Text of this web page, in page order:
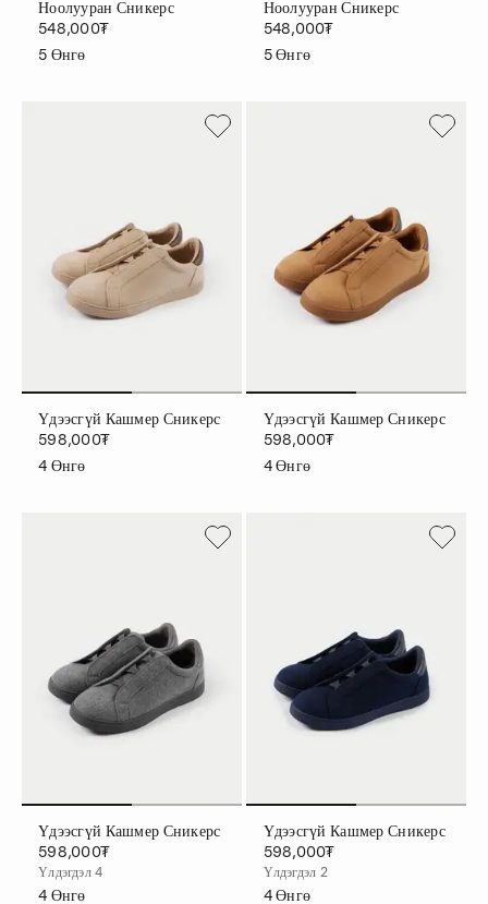
Ноолууран Сникерс
548,000₮
5 Өнгө
Ноолууран Сникерс
548,000₮
5Өнгө
Үдээсгүй Кашмер Сникерс
598,000₮
4 Өнгө
Үдээсгүй Кашмер Сникерс
598,000₮
4Өнгө
Үдээсгүй Кашмер Сникерс
598,000₮
Үлдэгдэл 4
4 Өнгө
Үдээсгүй Кашмер Сникерс
598,000₮
Үлдэгдэл 2
4Өнгө